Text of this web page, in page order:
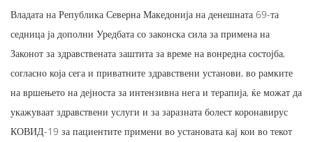
Владата на Република Северна Македонија на денешната 69-та
седница ја дополни Уредбата со законска сила за примена на
Законот за здравствената заштита за време на вонредна состојба,
согласно која сега и приватните здравствени установи, во рамките
на вршењето на дејноста за интензивна нега и терапија, ќе можат да
укажуваат здравствени услуги и за заразната болест коронавирус
КОВИД-19 за пациентите примени во установата кај кои во текот